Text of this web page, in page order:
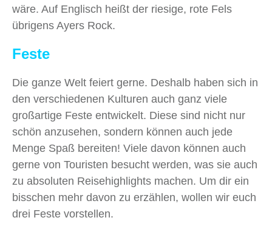
wäre. Auf Englisch heißt der riesige, rote Fels
übrigens Ayers Rock.
Feste
Die ganze Welt feiert gerne. Deshalb haben sich in
den verschiedenen Kulturen auch ganz viele
großartige Feste entwickelt. Diese sind nicht nur
schön anzusehen, sondern können auch jede
Menge Spaß bereiten! Viele davon können auch
gerne von Touristen besucht werden, was sie auch
zu absoluten Reisehighlights machen. Um dir ein
bisschen mehr davon zu erzählen, wollen wir euch
drei Feste vorstellen.